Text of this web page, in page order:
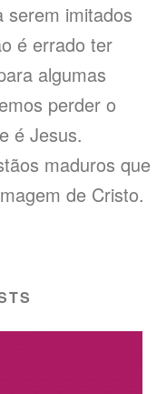
serem imitados
é errado ter
algumas
perder o
é Jesus.
maduros que
de Cristo.